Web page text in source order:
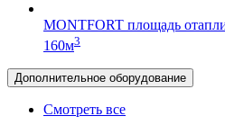
MONTFORT площадь
160м3
Дополнительное оборудование
Смотреть все